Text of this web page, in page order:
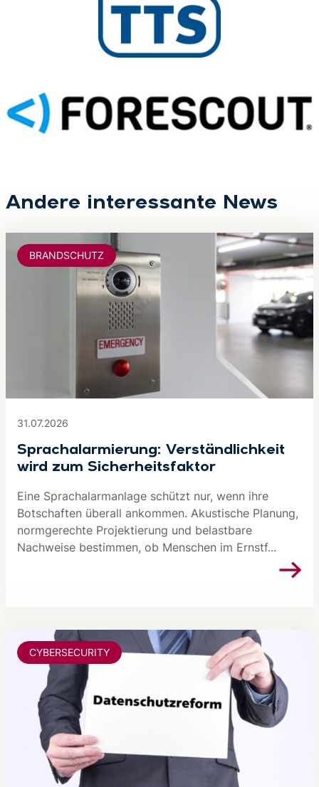
Andere interessante News
31.07.2026
Sprachalarmierung: Verständlichkeit
wird zum Sicherheitsfaktor
Eine Sprachalarmanlage schützt nur, wenn ihre
Botschaften überall ankommen. Akustische Planung,
normgerechte Projektierung und belastbare
Nachweise bestimmen, ob Menschen im Ernstf...
BRANDSCHUTZ
CYBERSECURITY